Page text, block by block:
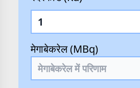
मेगाबेकरेल (MBq)